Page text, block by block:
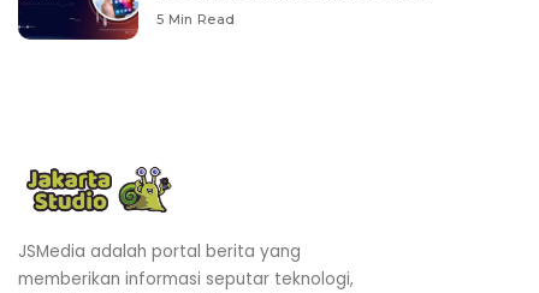
5 Min Read
JSMedia adalah portal berita yang
memberikan informasi seputar teknologi,